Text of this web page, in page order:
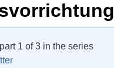
1 of 3 in the series